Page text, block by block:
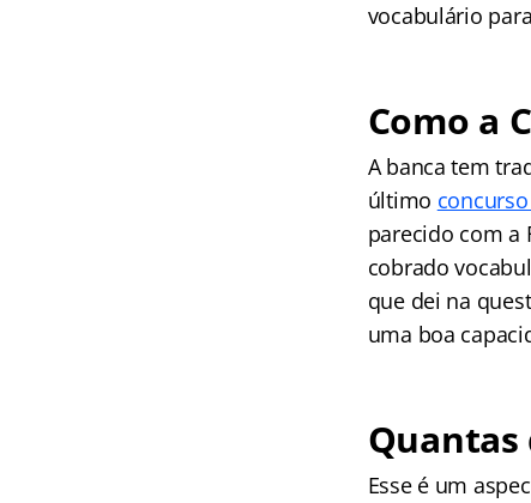
vocabulário
Como a
A banca tem
último
parecido com a
cobrado
que dei na
uma boa
Quantas
Esse é um